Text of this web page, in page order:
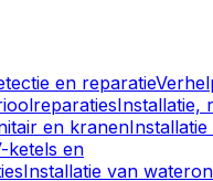
en reparatie
Installatie,
en kranenInstallatie
ketels en
Installatie van